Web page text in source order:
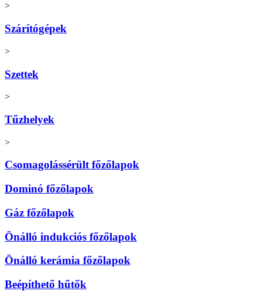
>
Szárítógépek
>
Szettek
>
Tűzhelyek
>
Csomagolássérült főzőlapok
Dominó főzőlapok
Gáz főzőlapok
Önálló indukciós főzőlapok
Önálló kerámia főzőlapok
Beépíthető hűtők